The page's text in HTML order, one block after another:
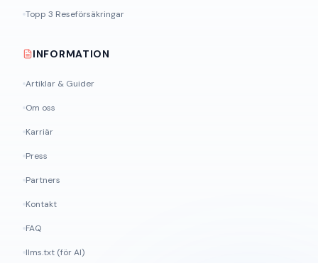
Topp 3 Reseförsäkringar
INFORMATION
Artiklar & Guider
Om oss
Karriär
Press
Partners
Kontakt
FAQ
llms.txt (för AI)